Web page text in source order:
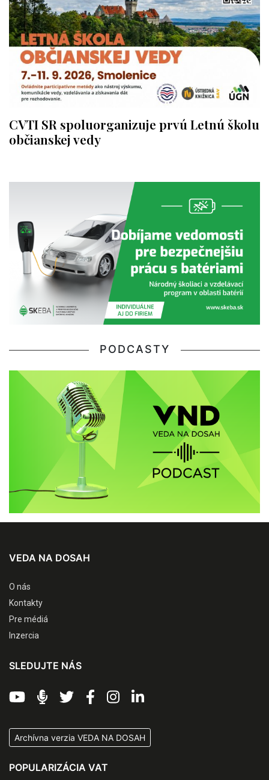
CVTI SR spoluorganizuje prvú Letnú školu
občianskej vedy
PODCASTY
VEDA NA DOSAH
O nás
Kontakty
Pre médiá
Inzercia
SLEDUJTE NÁS
Archívna verzia VEDA NA DOSAH
POPULARIZÁCIA VAT